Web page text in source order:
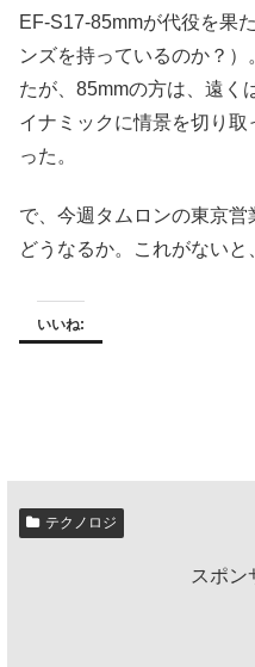
EF-S17-85mmが代役を果
ンズを持っているのか？
たが、85mmの方は、遠く
イナミックに情景を切り
った。
で、今週タムロンの東京
どうなるか。これがないと
いいね:
テクノロジ
スポン